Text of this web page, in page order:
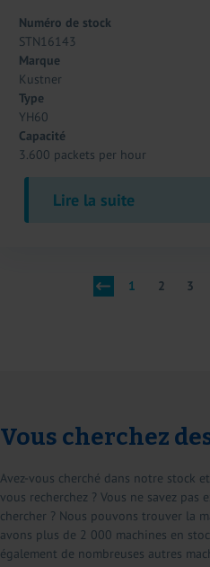
Numéro de stock
STN16143
Marque
Kustner
Type
YH60
Capacité
3.600 packets per hour
Lire la suite
1 2 3
Vous cherchez
Avez-vous cherché dans notre stock
vous recherchez ? Vous ne savez pas
chercher ? Nous pouvons trouver la
avons plus de 2 000 machines en
également de nombreuses autres